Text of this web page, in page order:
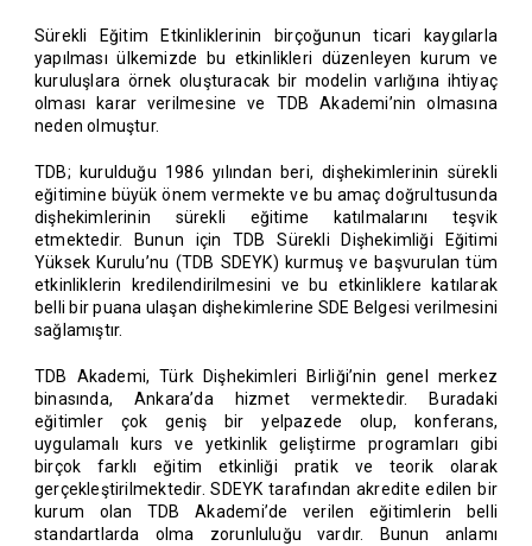
Sürekli Eğitim Etkinliklerinin birçoğunun ticari kaygılarla
yapılması ülkemizde bu etkinlikleri düzenleyen kurum ve
kuruluşlara örnek oluşturacak bir modelin varlığına ihtiyaç
olması karar verilmesine ve TDB Akademi’nin olmasına
neden olmuştur.
TDB; kurulduğu 1986 yılından beri, dişhekimlerinin sürekli
eğitimine büyük önem vermekte ve bu amaç doğrultusunda
dişhekimlerinin sürekli eğitime katılmalarını teşvik
etmektedir. Bunun için TDB Sürekli Dişhekimliği Eğitimi
Yüksek Kurulu’nu (TDB SDEYK) kurmuş ve başvurulan tüm
etkinliklerin kredilendirilmesini ve bu etkinliklere katılarak
belli bir puana ulaşan dişhekimlerine SDE Belgesi verilmesini
sağlamıştır.
TDB Akademi, Türk Dişhekimleri Birliği’nin genel merkez
binasında, Ankara’da hizmet vermektedir. Buradaki
eğitimler çok geniş bir yelpazede olup, konferans,
uygulamalı kurs ve yetkinlik geliştirme programları gibi
birçok farklı eğitim etkinliği pratik ve teorik olarak
gerçekleştirilmektedir. SDEYK tarafından akredite edilen bir
kurum olan TDB Akademi’de verilen eğitimlerin belli
standartlarda olma zorunluluğu vardır. Bunun anlamı